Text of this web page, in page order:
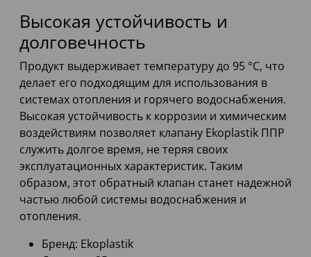
Высокая устойчивость и
долговечность
Продукт выдерживает температуру до 95 °C, что
делает его подходящим для использования в
системах отопления и горячего водоснабжения.
Высокая устойчивость к коррозии и химическим
воздействиям позволяет клапану Ekoplastik ППР
служить долгое время, не теряя своих
эксплуатационных характеристик. Таким
образом, этот обратный клапан станет надежной
частью любой системы водоснабжения и
отопления.
Бренд: Ekoplastik